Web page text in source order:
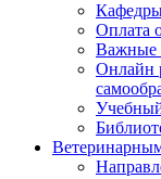
Оплата
Важные
Онлайн